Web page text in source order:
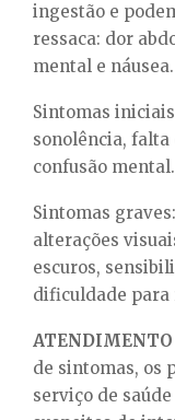
ingestão e
ressaca: dor
mental e náusea.
Sintomas
sonolência, falta
confusão mental.
Sintomas
alterações
escuros,
dificuldade para
ATENDIMENTO
de sintomas, os
serviço de